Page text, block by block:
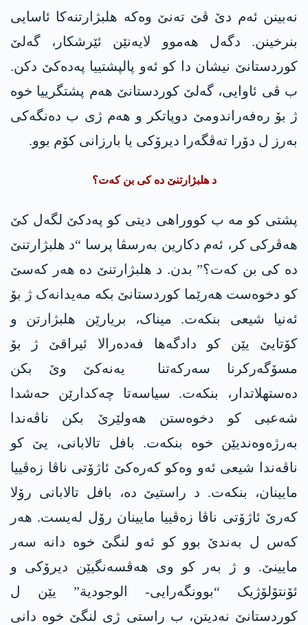
نەبینن ئەم دێ ڤێ تەنێ وەکە ھلبژارتنەکا ئاسایی
بنرخینن. دگەل ھەموو لایەنێن ئێرشکار، گەلێ
کوردستانێ نیشان دا کو ئەو پالپشتییا پەدەکێ دکن.
ب ڤی ئاوایی، گەلێ کوردستانێ ھەم پشتگرییا خوە
ژ بۆ رەفەراندومێ دوپاتکر و ھەم ژی ب دەنگەکی
بەرز ل دۆرا تەڤگەرا دیرۆکی یا بارزانی کۆم بوو.
د ھلبژارتنێ دە کی بن کەت؟
پشتی کو مە ب کووراھی دیتی کو پەدکێ لگەل کێ
ھەڤرکی کر، ئەم دکارین بەرسڤا پرسا “د ھلبژارتنێ
دە کی بن کەت؟” بدن. د ھلبژارتنێ دە ھەر کەسێ
کو دخوەست ھەرێما کوردستانێ بکە مەیدانەک ژ بۆ
ئەنیا شیعی بنکەت. میناک، بریارێن ھلبژارتن و
کۆتایێ یێن کو دادگەھا فەدەرالا ئیراقێ ژ بۆ
مسۆگەرکرنا سەرکەتنا یەنەکێ وێ بکن
دەستھلاتدار، بنکەت. سیاسەتا چەکدارێن حەشدا
شەعبی کو دخوەستن ھەولێرێ بکن ناڤەندا
بەرژەوەندیێن خوە بنکەت. بافل تالابانی، یێ کو
ناڤەندا شیعی ئەو وەکو کەرەکێ ئاژۆتی ناڤا زەڤییا
مایینان، بنکەت. د راستیێ دە، بافل تالابانی رۆلا
کەرێ ئاژۆتی ناڤا زەڤییا مایینان رۆل لەیست. ھەر
کەس ل بەندێ بوو کو ئەو لنگێ خوە دانە سەر
مایینێ. و ژ بەر کو وی ھەڤسەنگیێن دیرۆکی و
ئۆنتۆلۆژیک “بوونگەرایی- الوجودية” یێن ل
کوردستانێ نەدیتن، ب راستی ژی لنگێ خوە دانی